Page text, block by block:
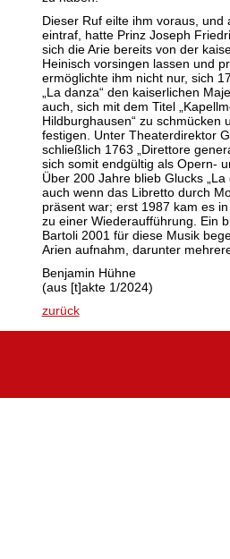
Dieser Ruf eilte ihm voraus, und
eintraf, hatte Prinz Joseph
sich die Arie bereits von der
Heinisch vorsingen lassen und
ermöglichte ihm nicht nur, sich
„La danza“ den kaiserlichen
auch, sich mit dem Titel
Hildburghausen“ zu schmücken
festigen. Unter Theaterdirektor
schließlich 1763 „Direttore
sich somit endgültig als Opern-
Über 200 Jahre blieb Glucks
auch wenn das Libretto durch
präsent war; erst 1987 kam es
zu einer Wiederaufführung. Ein
Bartoli 2001 für diese Musik
Arien aufnahm, darunter
Benjamin Hühne
(aus [t]akte 1/2024)
zurück